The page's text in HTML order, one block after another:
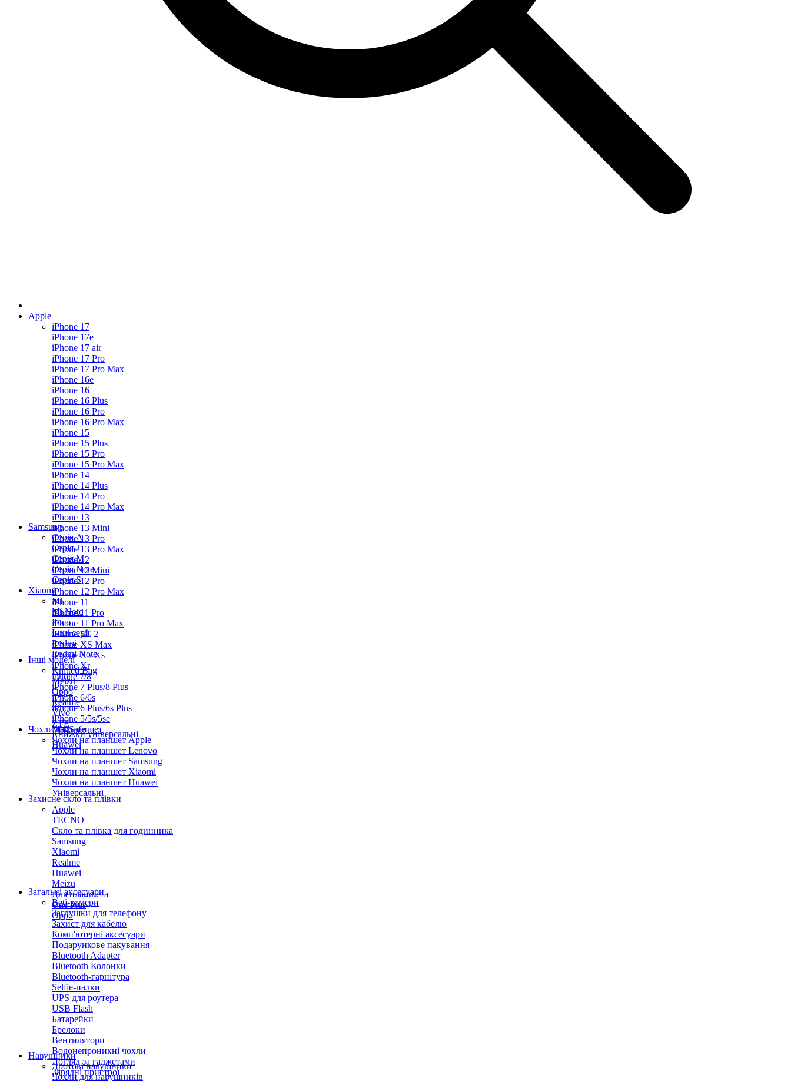
Apple
iPhone 17
iPhone 17e
iPhone 17 air
iPhone 17 Pro
iPhone 17 Pro Max
iPhone 16e
iPhone 16
iPhone 16 Plus
iPhone 16 Pro
iPhone 16 Pro Max
iPhone 15
iPhone 15 Plus
iPhone 15 Pro
iPhone 15 Pro Max
iPhone 14
iPhone 14 Plus
iPhone 14 Pro
iPhone 14 Pro Max
iPhone 13
iPhone 13 Mini
iPhone 13 Pro
iPhone 13 Pro Max
iPhone 12
iPhone 12 Mini
iPhone 12 Pro
iPhone 12 Pro Max
iPhone 11
iPhone 11 Pro
iPhone 11 Pro Max
iPhone SE 2
iPhone XS Max
iPhone X / Xs
iPhone Xr
iphone 7/8
iPhone 7 Plus/8 Plus
iPhone 6/6s
iPhone 6 Plus/6s Plus
iPhone 5/5s/5se
MagSafe
Samsung
Серія А
Серiя J
Серiя M
Серія Note
Серія S
Xiaomi
Mi
Mi Note
Poco
Інші серії
Redmi
Redmi Note
Інші моделі
Knitted Bag
Meizu
Oppo
Realme
Vivo
ZTE
Книжки універсальні
Huawei
Чохли на планшет
Чохли на планшет Apple
Чохли на планшет Lenovo
Чохли на планшет Samsung
Чохли на планшет Xiaomi
Чохли на планшет Huawei
Універсальні
Захисне скло та плівки
Apple
TECNO
Скло та плівка для годинника
Samsung
Xiaomi
Realme
Huawei
Meizu
Для планшета
One Plus
Oppo
Загальні аксесуари
Веб-камери
Заглушки для телефону
Захист для кабелю
Комп'ютерні аксесуари
Подарункове пакування
Bluetooth Adapter
Bluetooth Колонки
Bluetooth-гарнітура
Selfie-палки
UPS для роутера
USB Flash
Батарейки
Брелоки
Вентилятори
Водонепроникні чохли
Догляд за гаджетами
Зарядні пристрої
Навушники
Дротові навушники
Чохли для навушників